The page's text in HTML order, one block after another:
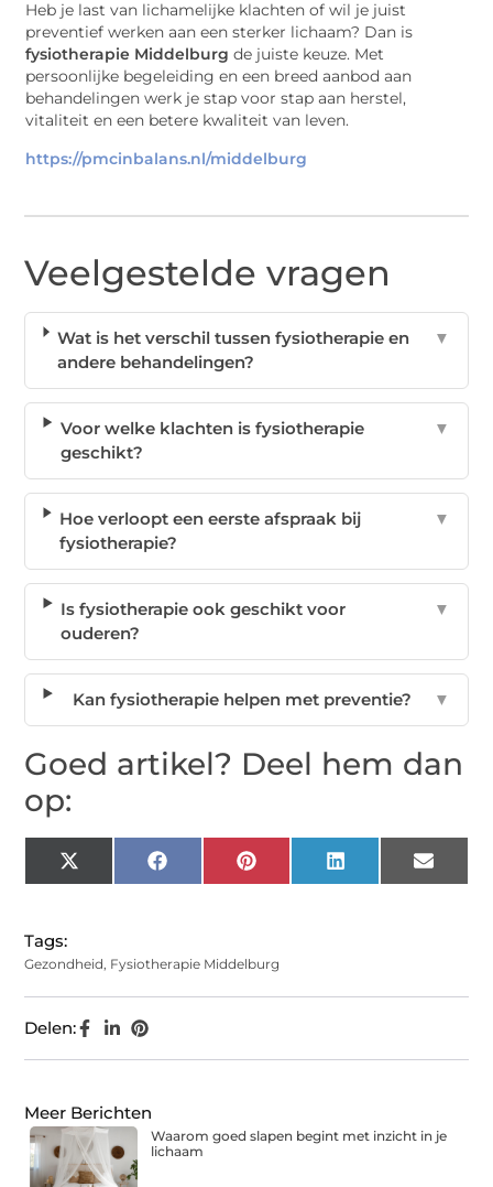
Heb je last van lichamelijke klachten of wil je juist
preventief werken aan een sterker lichaam? Dan is
fysiotherapie Middelburg de juiste keuze. Met
persoonlijke begeleiding en een breed aanbod aan
behandelingen werk je stap voor stap aan herstel,
vitaliteit en een betere kwaliteit van leven.
https://pmcinbalans.nl/middelburg
Veelgestelde vragen
Wat is het verschil tussen fysiotherapie en
andere behandelingen?
▼
Voor welke klachten is fysiotherapie
geschikt?
▼
Hoe verloopt een eerste afspraak bij
fysiotherapie?
▼
Is fysiotherapie ook geschikt voor
ouderen?
▼
Kan fysiotherapie helpen met preventie? ▼
Goed artikel? Deel hem dan
op:
X
(Twitter)
Facebook Pinterest LinkedIn Email
Tags:
Gezondheid, Fysiotherapie Middelburg
Delen:
Meer Berichten
Waarom goed slapen begint met inzicht in je
lichaam